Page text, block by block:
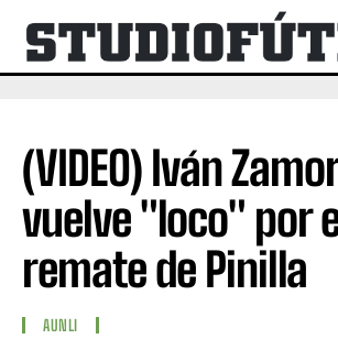
(VIDEO) Iván
vuelve "loco" por
remate de Pinilla
AUNLI